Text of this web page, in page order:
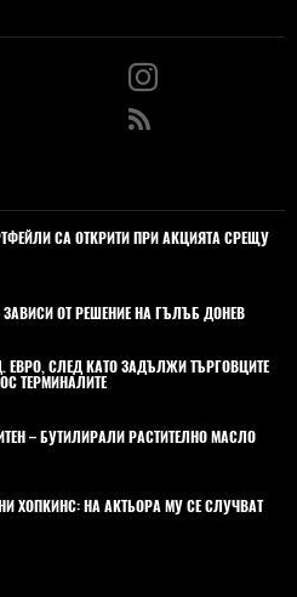
СА ОТКРИТИ ПРИ АКЦИЯТА СРЕЩУ
ОТ РЕШЕНИЕ НА ГЪЛЪБ ДОНЕВ
ЕВРО, СЛЕД КАТО ЗАДЪЛЖИ ТЪРГОВЦИТЕ
ТЕРМИНАЛИТЕ
– БУТИЛИРАЛИ РАСТИТЕЛНО МАСЛО
ХОПКИНС: НА АКТЬОРА МУ СЕ СЛУЧВАТ